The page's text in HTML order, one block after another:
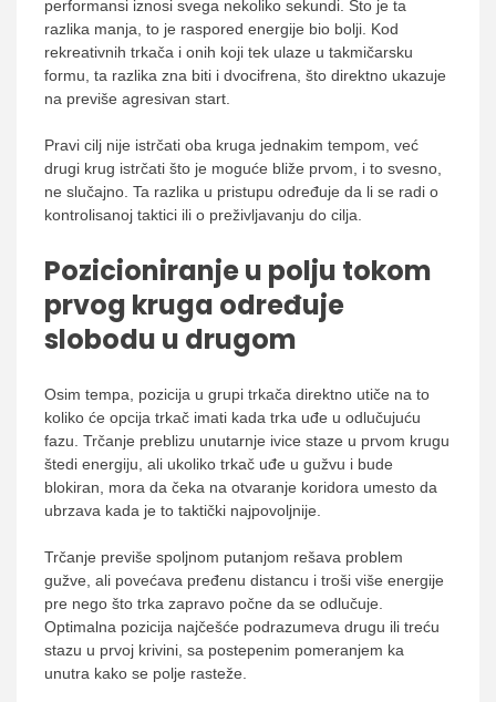
performansi iznosi svega nekoliko sekundi. Što je ta
razlika manja, to je raspored energije bio bolji. Kod
rekreativnih trkača i onih koji tek ulaze u takmičarsku
formu, ta razlika zna biti i dvocifrena, što direktno ukazuje
na previše agresivan start.
Pravi cilj nije istrčati oba kruga jednakim tempom, već
drugi krug istrčati što je moguće bliže prvom, i to svesno,
ne slučajno. Ta razlika u pristupu određuje da li se radi o
kontrolisanoj taktici ili o preživljavanju do cilja.
Pozicioniranje u polju tokom
prvog kruga određuje
slobodu u drugom
Osim tempa, pozicija u grupi trkača direktno utiče na to
koliko će opcija trkač imati kada trka uđe u odlučujuću
fazu. Trčanje preblizu unutarnje ivice staze u prvom krugu
štedi energiju, ali ukoliko trkač uđe u gužvu i bude
blokiran, mora da čeka na otvaranje koridora umesto da
ubrzava kada je to taktički najpovoljnije.
Trčanje previše spoljnom putanjom rešava problem
gužve, ali povećava pređenu distancu i troši više energije
pre nego što trka zapravo počne da se odlučuje.
Optimalna pozicija najčešće podrazumeva drugu ili treću
stazu u prvoj krivini, sa postepenim pomeranjem ka
unutra kako se polje rasteže.